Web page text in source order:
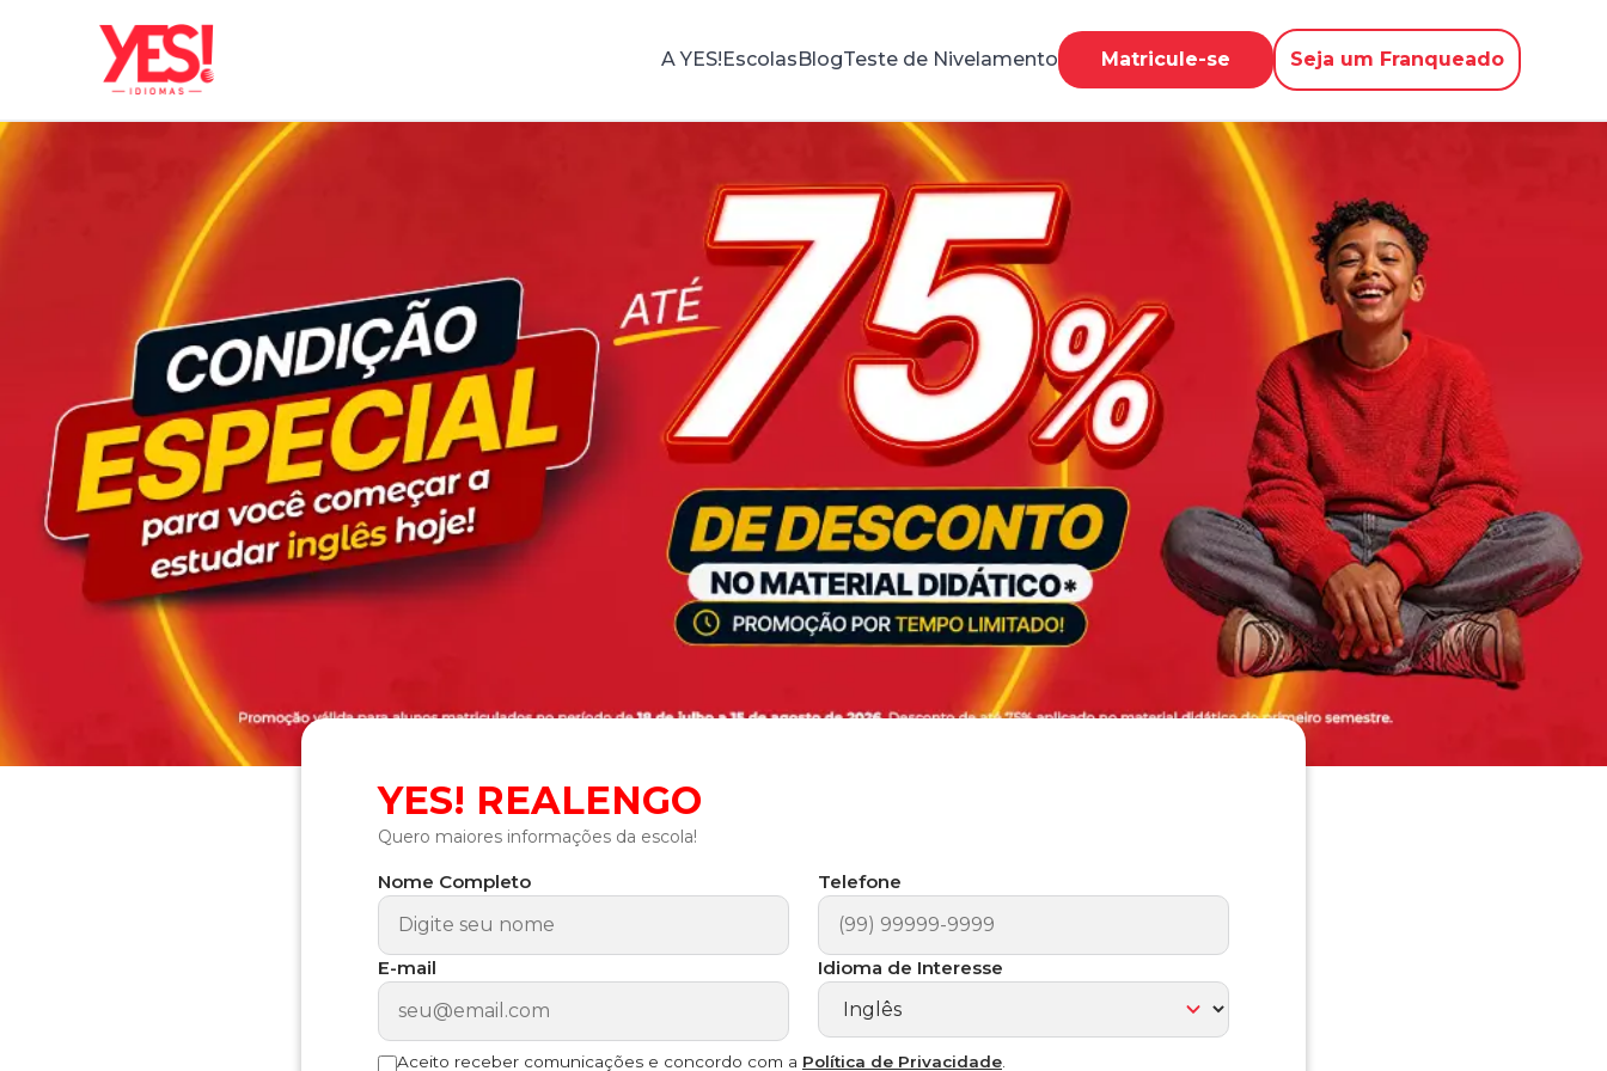
A YES!EscolasBlogTeste de Nivelamento Matricule-se Seja um Franqueado
YES! REALENGO
Quero maiores informações da escola!
Nome Completo Telefone
E-mail Idioma de Interesse
Aceito receber comunicações e concordo com a Política de Privacidade.